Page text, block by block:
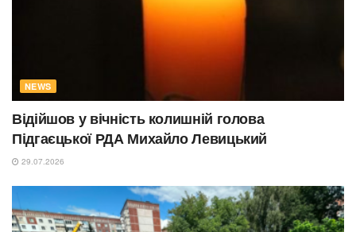
NEWS
Відійшов у вічність колишній голова
Підгаєцької РДА Михайло Левицький
29.07.2026